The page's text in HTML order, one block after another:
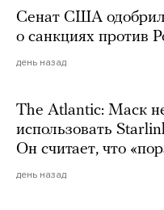
Сенат США одобрил
о санкциях против
день назад
The Atlantic: Маск
использовать
Он считает, что
день назад